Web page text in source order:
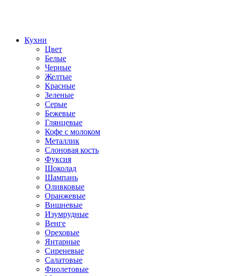
Кухни
Цвет
Белые
Черные
Желтые
Красные
Зеленые
Серые
Бежевые
Глянцевые
Кофе с молоком
Металлик
Слоновая кость
Фуксия
Шоколад
Шампань
Оливковые
Оранжевые
Вишневые
Изумрудные
Венге
Ореховые
Янтарные
Сиреневые
Салатовые
Фиолетовые